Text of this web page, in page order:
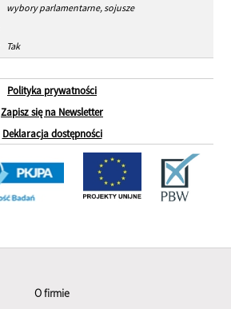
wybory parlamentarne, sojusze
Tak
Polityka prywatności
Zapisz się na Newsletter
Deklaracja dostępności
O firmie